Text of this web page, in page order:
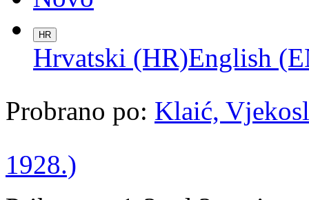
HR
Hrvatski (HR)English
Probrano po: Klaić,
1928.)